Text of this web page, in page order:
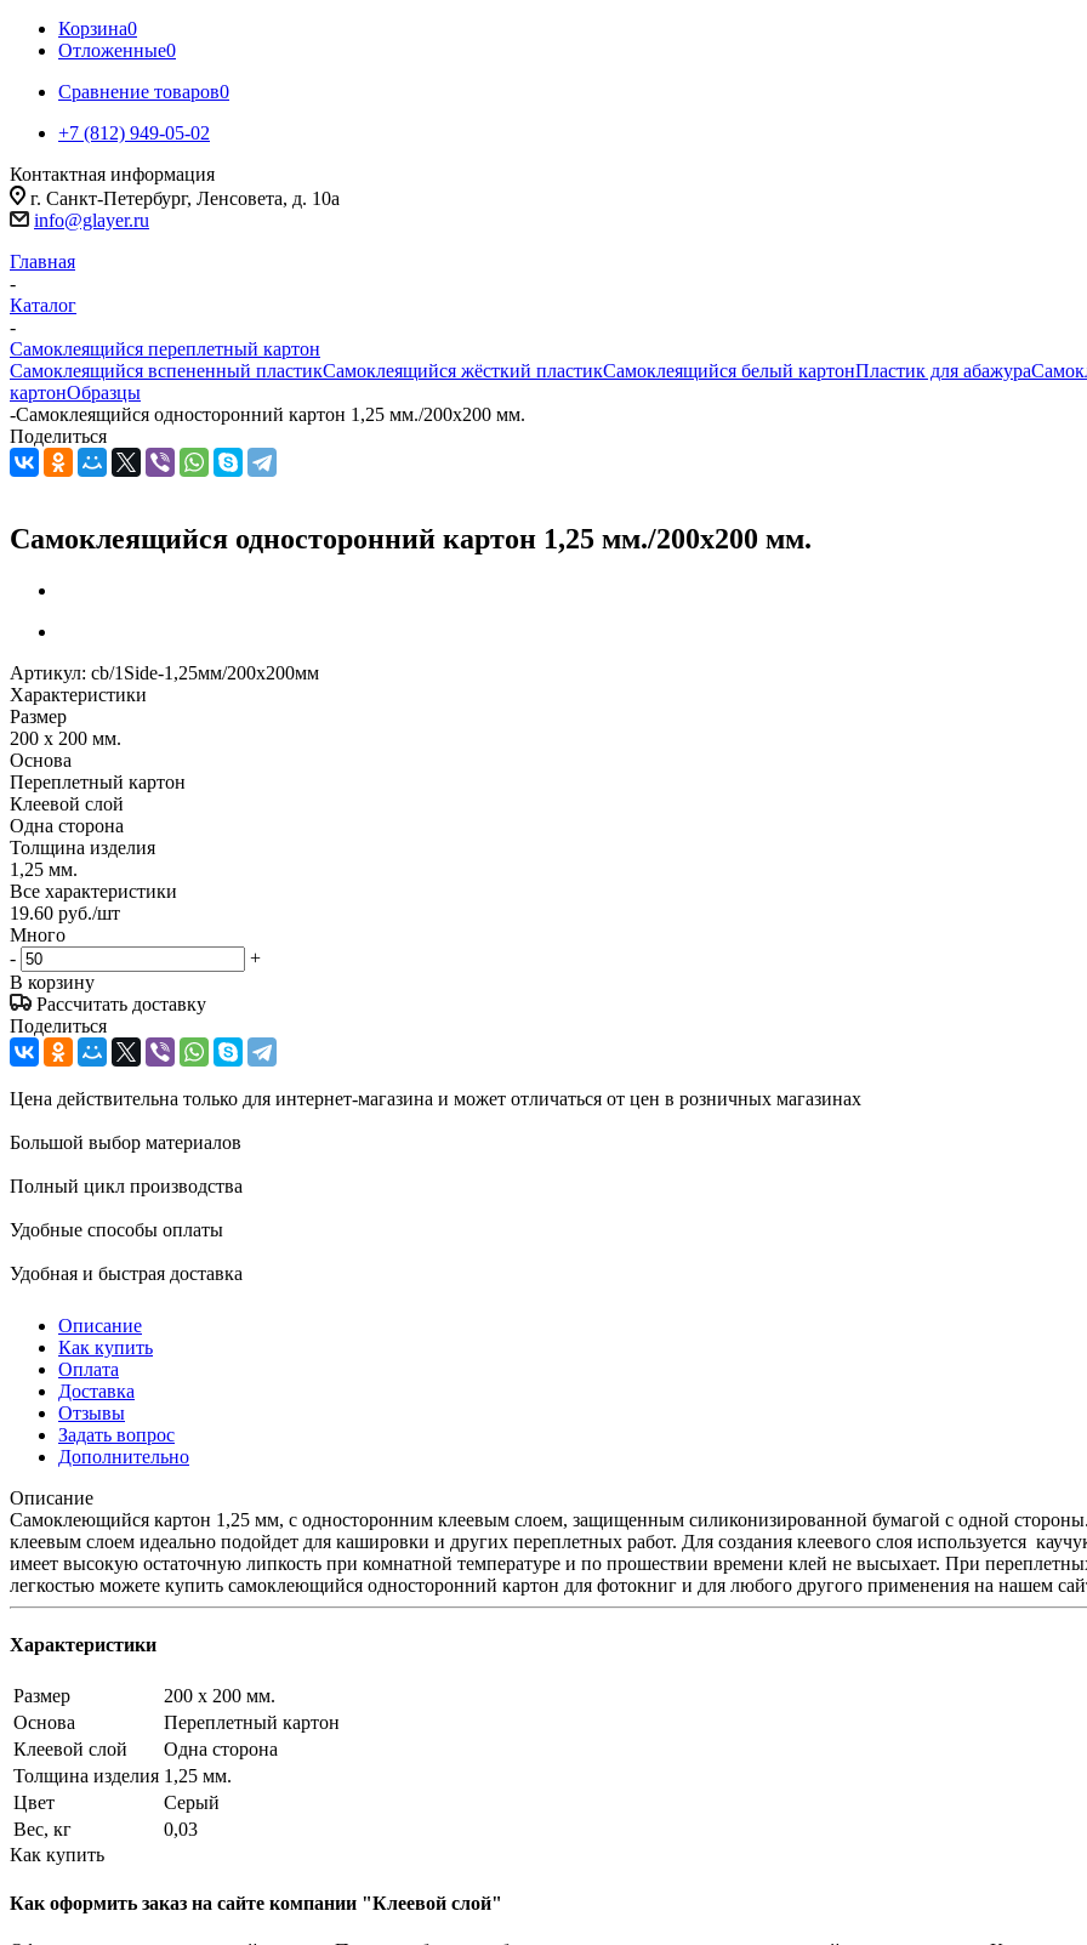
Корзина0
Отложенные0
Сравнение товаров0
+7 (812) 949-05-02
Контактная информация
г. Санкт-Петербург, Ленсовета, д. 10а
info@glayer.ru
Главная
-
Каталог
-
Самоклеящийся переплетный картон
Самоклеящийся вспененный пластикСамоклеящийся жёсткий пластикСамоклеящийся белый картонПластик для абажура
картонОбразцы
-Самоклеящийся односторонний картон 1,25 мм./200х200 мм.
Поделиться
Самоклеящийся односторонний картон 1,25 мм./200х200 мм.
Артикул: cb/1Side-1,25мм/200х200мм
Характеристики
Размер
200 x 200 мм.
Основа
Переплетный картон
Клеевой слой
Одна сторона
Толщина изделия
1,25 мм.
Все характеристики
19.60 руб./шт
Много
-
+
В корзину
Рассчитать доставку
Поделиться
Цена действительна только для интернет-магазина и может отличаться от цен в розничных магазинах
Большой выбор материалов
Полный цикл производства
Удобные способы оплаты
Удобная и быстрая доставка
Описание
Как купить
Оплата
Доставка
Отзывы
Задать вопрос
Дополнительно
Описание
Самоклеющийся картон 1,25 мм, с односторонним клеевым слоем, защищенным силиконизированной бумагой с одной стороны.
клеевым слоем идеально подойдет для кашировки и других переплетных работ. Для создания клеевого слоя используется
имеет высокую остаточную липкость при комнатной температуре и по прошествии времени клей не высыхает. При
легкостью можете купить самоклеющийся односторонний картон для фотокниг и для любого другого применения на нашем
Характеристики
Размер
200 x 200 мм.
Основа
Переплетный картон
Клеевой слой
Одна сторона
Толщина изделия 1,25 мм.
Цвет
Серый
Вес, кг
0,03
Как купить
Как оформить заказ на сайте компании "Клеевой слой"